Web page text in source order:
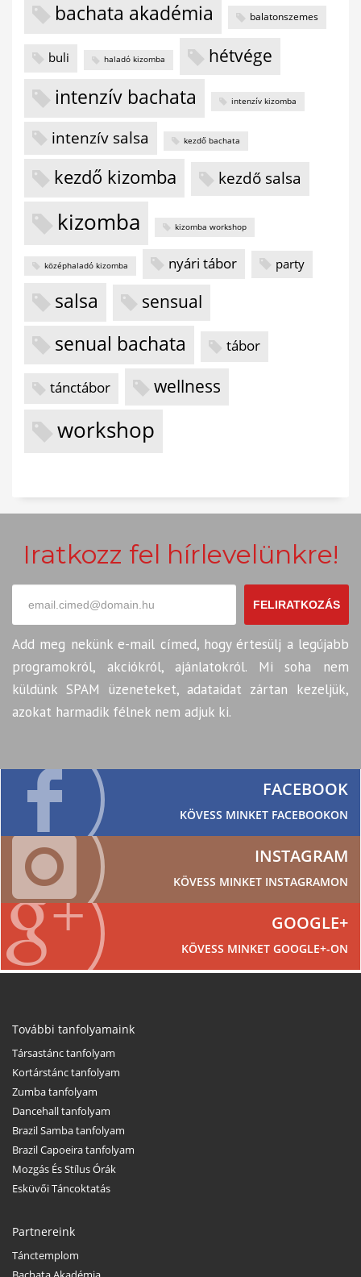
bachata akadémia balatonszemes
buli haladó kizomba hétvége
intenzív bachata intenzív kizomba
intenzív salsa kezdő bachata
kezdő kizomba kezdő salsa
kizomba kizomba workshop
középhaladó kizomba nyári tábor party
salsa sensual
senual bachata tábor
tánctábor wellness
workshop
Iratkozz fel hírlevelünkre!
FELIRATKOZÁS
Add meg nekünk e-mail címed, hogy értesülj a legújabb
programokról, akciókról, ajánlatokról. Mi soha nem
küldünk SPAM üzeneteket, adataidat zártan kezeljük,
azokat harmadik félnek nem adjuk ki.
FACEBOOK
KÖVESS MINKET FACEBOOKON
INSTAGRAM
KÖVESS MINKET INSTAGRAMON
GOOGLE+
KÖVESS MINKET GOOGLE+-ON
További tanfolyamaink
Társastánc tanfolyam
Kortárstánc tanfolyam
Zumba tanfolyam
Dancehall tanfolyam
Brazil Samba tanfolyam
Brazil Capoeira tanfolyam
Mozgás És Stílus Órák
Esküvői Táncoktatás
Partnereink
Tánctemplom